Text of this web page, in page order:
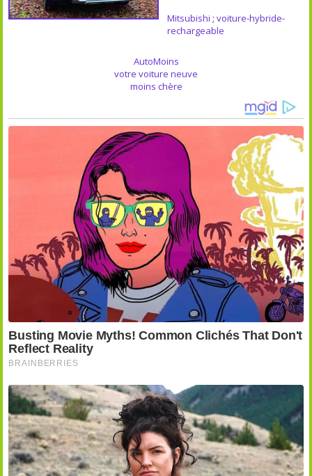
Mitsubishi ; voiture-hybride-
rechargeable
AutoMoins
votre voiture neuve
moins chère